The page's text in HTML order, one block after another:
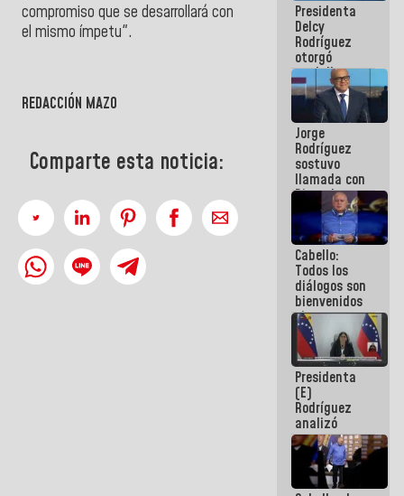
compromiso que se desarrollará con
el mismo ímpetu".
REDACCIÓN MAZO
Comparte esta noticia:
es
embarrarla
Presidenta
Delcy
Rodríguez
otorgó
medalla
"Héroe de
Venezuela"
a servidores
públicos
Jorge
Rodríguez
sostuvo
llamada con
Dinorah
Figuera y
acuerdan
primer
encuentro
presencial
para el
diálogo
Cabello:
Todos los
diálogos son
bienvenidos
siempre que
estén en el
marco de la
Constitución
de la
República
Presidenta
(E)
Rodríguez
analizó
junto a
gobernadores
planes de
recuperación